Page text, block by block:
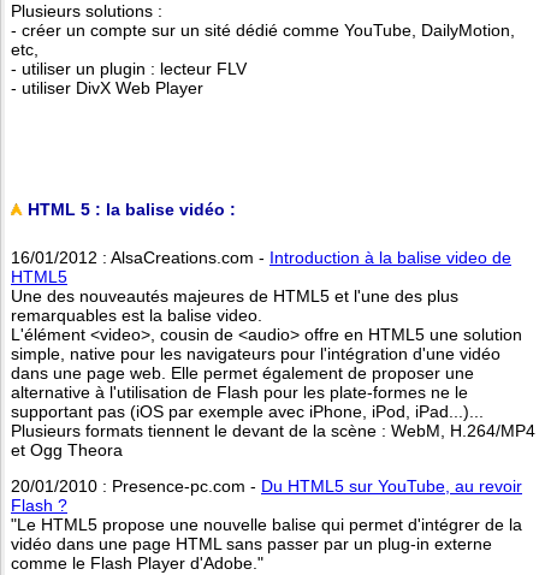
Plusieurs solutions :
- créer un compte sur un sité dédié comme YouTube, DailyMotion,
etc,
- utiliser un plugin : lecteur FLV
- utiliser DivX Web Player
HTML 5 : la balise vidéo :
16/01/2012 : AlsaCreations.com - Introduction à la balise video de
HTML5
Une des nouveautés majeures de HTML5 et l'une des plus
remarquables est la balise video.
L'élément <video>, cousin de <audio> offre en HTML5 une solution
simple, native pour les navigateurs pour l'intégration d'une vidéo
dans une page web. Elle permet également de proposer une
alternative à l'utilisation de Flash pour les plate-formes ne le
supportant pas (iOS par exemple avec iPhone, iPod, iPad...)...
Plusieurs formats tiennent le devant de la scène : WebM, H.264/MP4
et Ogg Theora
20/01/2010 : Presence-pc.com - Du HTML5 sur YouTube, au revoir
Flash ?
"Le HTML5 propose une nouvelle balise qui permet d'intégrer de la
vidéo dans une page HTML sans passer par un plug-in externe
comme le Flash Player d'Adobe."